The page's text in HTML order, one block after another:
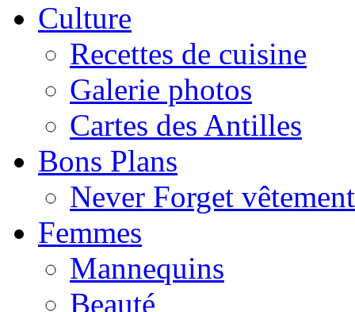
Culture
Recettes de cuisine
Galerie photos
Cartes des Antilles
Bons Plans
Never Forget
Femmes
Mannequins
Beauté